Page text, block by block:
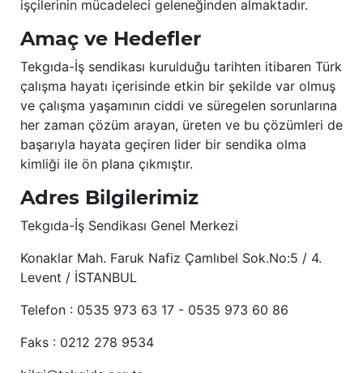
işçilerinin mücadeleci geleneğinden almaktadır.
Amaç ve Hedefler
Tekgıda-İş sendikası kurulduğu tarihten itibaren Türk
çalışma hayatı içerisinde etkin bir şekilde var olmuş
ve çalışma yaşamının ciddi ve süregelen sorunlarına
her zaman çözüm arayan, üreten ve bu çözümleri de
başarıyla hayata geçiren lider bir sendika olma
kimliği ile ön plana çıkmıştır.
Adres Bilgilerimiz
Tekgıda-İş Sendikası Genel Merkezi
Konaklar Mah. Faruk Nafiz Çamlıbel Sok.No:5 / 4.
Levent / İSTANBUL
Telefon : 0535 973 63 17 - 0535 973 60 86
Faks : 0212 278 9534